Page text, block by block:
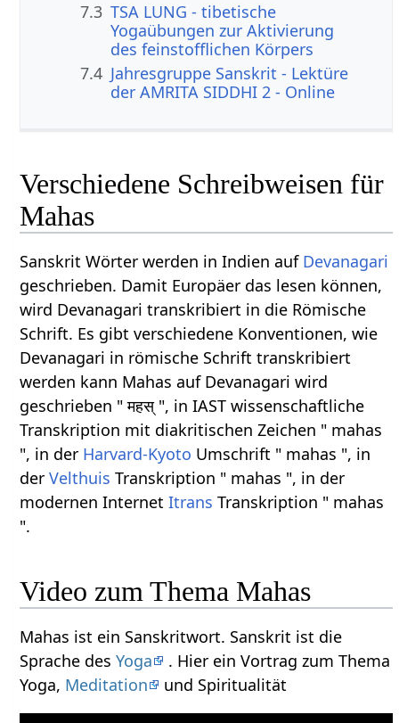
7.3 TSA LUNG - tibetische
Yogaübungen zur Aktivierung
des feinstofflichen Körpers
7.4 Jahresgruppe Sanskrit - Lektüre
der AMRITA SIDDHI 2 - Online
Verschiedene Schreibweisen für
Mahas
Sanskrit Wörter werden in Indien auf Devanagari
geschrieben. Damit Europäer das lesen können,
wird Devanagari transkribiert in die Römische
Schrift. Es gibt verschiedene Konventionen, wie
Devanagari in römische Schrift transkribiert
werden kann Mahas auf Devanagari wird
geschrieben " महस् ", in IAST wissenschaftliche
Transkription mit diakritischen Zeichen " mahas
", in der Harvard-Kyoto Umschrift " mahas ", in
derVelthuis Transkription " mahas ", in der
modernen InternetItrans Transkription " mahas
".
Video zum Thema Mahas
Mahas ist ein Sanskritwort. Sanskrit ist die
Sprache desYoga
. Hier ein Vortrag zum Thema
Yoga, Meditation und Spiritualität